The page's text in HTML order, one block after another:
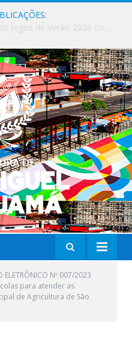
ELETRÔNICO Nº 007/2023
para atender as
de Agricultura de São